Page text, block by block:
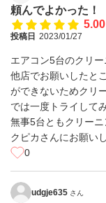
頼んでよかった！
5.00
投稿日 2023/01/27
エアコン5台のクリー
他店でお願いしたと
ができないためクリ
では一度トライして
無事5台ともクリー
クピカさんにお願い
0
udgje635 さん